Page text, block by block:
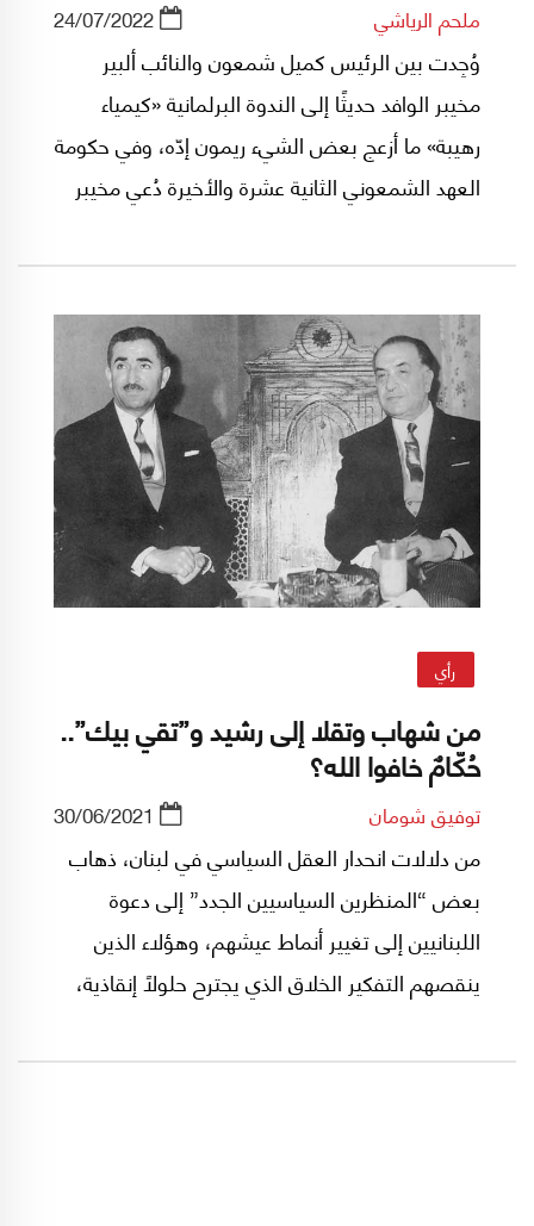
ملحم الرياشي 24/07/2022
وُجِدت بين الرئيس كميل شمعون والنائب ألبير
مخيبر الوافد حديثًا إلى الندوة البرلمانية «كيمياء
رهيبة» ما أزعج بعض الشيء ريمون إدّه، وفي حكومة
العهد الشمعوني الثانية عشرة والأخيرة دُعي مخيبر
اشترط على الرئيس سامي الصلح، مقابل مشاركته
في الحكومة، ألّا يتمّ التجديد لشمعون وهذا ما
حصل.
رأي
من شهاب وتقلا إلى رشيد و”تقي بيك”..
حُكّامٌ خافوا الله؟
توفيق شومان 30/06/2021
من دلالات انحدار العقل السياسي في لبنان، ذهاب
بعض “المنظرين السياسيين الجدد” إلى دعوة
اللبنانيين إلى تغيير أنماط عيشهم، وهؤلاء الذين
ينقصهم التفكير الخلاق الذي يجترح حلولاً إنقاذية،
ومرددين إن البلاد والعباد يدفعون أثمان فساد